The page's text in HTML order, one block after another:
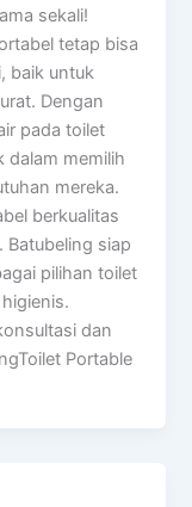
sekali!
tetap bisa
baik untuk
Dengan
pada toilet
dalam memilih
mereka.
berkualitas
Batubeling siap
pilihan toilet
dan
Portable